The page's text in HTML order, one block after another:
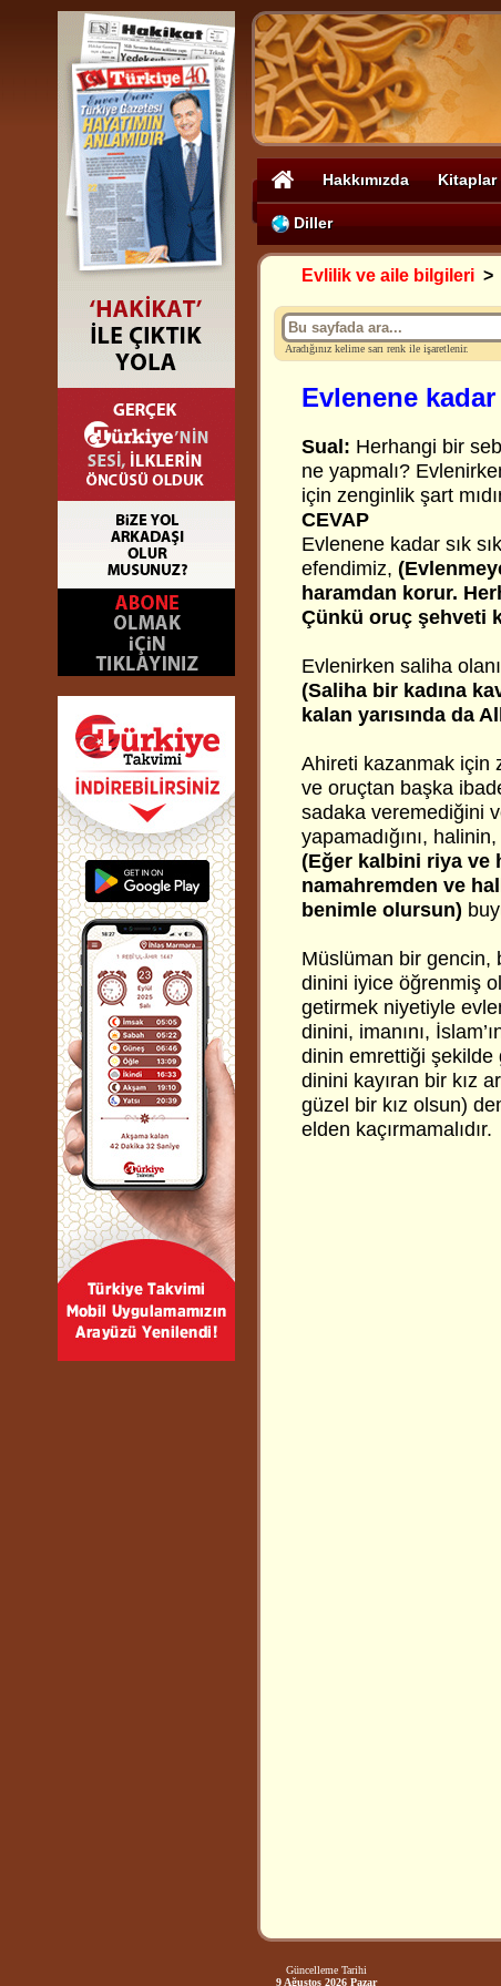
Hakkımızda Kitaplar
Diller
Evlilik ve aile bilgileri >
Aradığınız kelime sarı renk ile işaretlenir.
Evlenene kadar
Sual: Herhangi bir
ne yapmalı?
için zenginlik şart
CEVAP
Evlenene kadar sık
efendimiz,
haramdan korur.
Çünkü oruç şehveti
Evlenirken saliha
(Saliha bir kadına
kalan yarısında da
Ahireti kazanmak için
ve oruçtan başka
sadaka veremediğini
yapamadığını,
(Eğer kalbini riya ve
namahremden ve
benimle olursun)
Müslüman bir gencin,
dinini iyice öğrenmiş
getirmek niyetiyle
dinini, imanını,
dinin emrettiği şekilde
dinini kayıran bir kız
güzel bir kız olsun)
elden kaçırmamalıdır.
Güncelleme Tarihi
9 Ağustos 2026 Pazar